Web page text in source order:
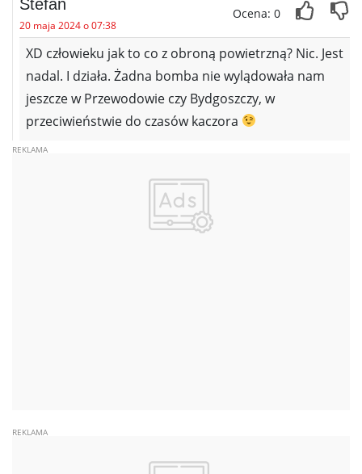
Stefan
20 maja 2024 o 07:38
Ocena: 0
XD człowieku jak to co z obroną powietrzną? Nic. Jest
nadal. I działa. Żadna bomba nie wylądowała nam
jeszcze w Przewodowie czy Bydgoszczy, w
przeciwieństwie do czasów kaczora